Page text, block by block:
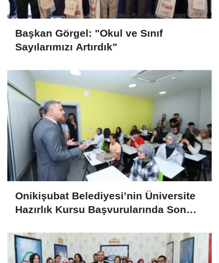
Başkan Görgel: "Okul ve Sınıf
Sayılarımızı Artırdık"
Onikişubat Belediyesi’nin Üniversite
Hazırlık Kursu Başvurularında Son